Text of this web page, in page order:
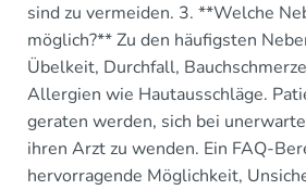
sind zu vermeiden. 3. **Welche
möglich?** Zu den häufigsten
Übelkeit, Durchfall,
Allergien wie Hautausschläge.
geraten werden, sich bei
ihren Arzt zu wenden. Ein FAQ-
hervorragende Möglichkeit,